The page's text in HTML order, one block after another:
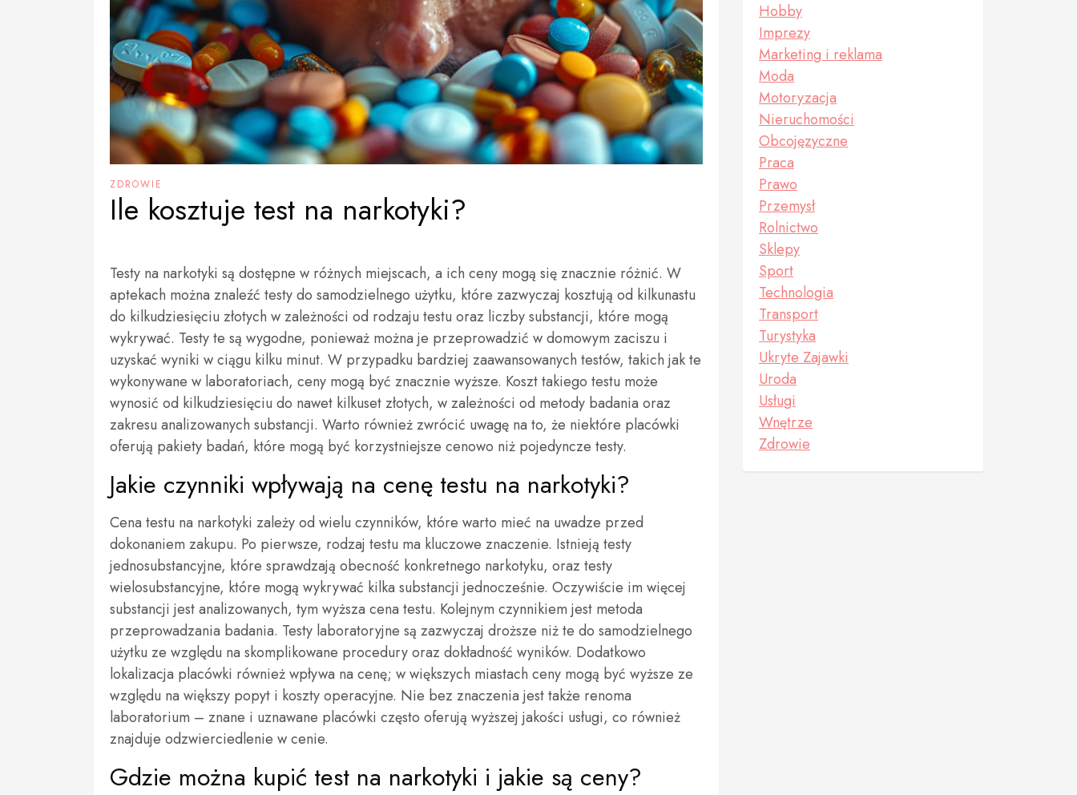
ZDROWIE
Ile kosztuje test na narkotyki?
Testy na narkotyki są dostępne w różnych miejscach, a ich ceny mogą się znacznie różnić. W
aptekach można znaleźć testy do samodzielnego użytku, które zazwyczaj kosztują od kilkunastu
do kilkudziesięciu złotych w zależności od rodzaju testu oraz liczby substancji, które mogą
wykrywać. Testy te są wygodne, ponieważ można je przeprowadzić w domowym zaciszu i
uzyskać wyniki w ciągu kilku minut. W przypadku bardziej zaawansowanych testów, takich jak te
wykonywane w laboratoriach, ceny mogą być znacznie wyższe. Koszt takiego testu może
wynosić od kilkudziesięciu do nawet kilkuset złotych, w zależności od metody badania oraz
zakresu analizowanych substancji. Warto również zwrócić uwagę na to, że niektóre placówki
oferują pakiety badań, które mogą być korzystniejsze cenowo niż pojedyncze testy.
Jakie czynniki wpływają na cenę testu na narkotyki?
Cena testu na narkotyki zależy od wielu czynników, które warto mieć na uwadze przed
dokonaniem zakupu. Po pierwsze, rodzaj testu ma kluczowe znaczenie. Istnieją testy
jednosubstancyjne, które sprawdzają obecność konkretnego narkotyku, oraz testy
wielosubstancyjne, które mogą wykrywać kilka substancji jednocześnie. Oczywiście im więcej
substancji jest analizowanych, tym wyższa cena testu. Kolejnym czynnikiem jest metoda
przeprowadzania badania. Testy laboratoryjne są zazwyczaj droższe niż te do samodzielnego
użytku ze względu na skomplikowane procedury oraz dokładność wyników. Dodatkowo
lokalizacja placówki również wpływa na cenę; w większych miastach ceny mogą być wyższe ze
względu na większy popyt i koszty operacyjne. Nie bez znaczenia jest także renoma
laboratorium – znane i uznawane placówki często oferują wyższej jakości usługi, co również
znajduje odzwierciedlenie w cenie.
Gdzie można kupić test na narkotyki i jakie są ceny?
Hobby
Imprezy
Marketing i reklama
Moda
Motoryzacja
Nieruchomości
Obcojęzyczne
Praca
Prawo
Przemysł
Rolnictwo
Sklepy
Sport
Technologia
Transport
Turystyka
Ukryte Zajawki
Uroda
Usługi
Wnętrze
Zdrowie